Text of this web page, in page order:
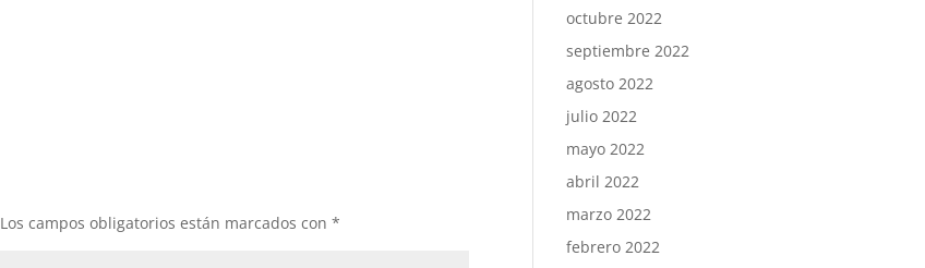
Los campos obligatorios están marcados con*
octubre 2022
septiembre 2022
agosto 2022
julio 2022
mayo 2022
abril 2022
marzo 2022
febrero 2022